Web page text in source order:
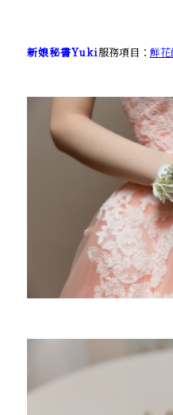
新娘秘書Yuki服務項目： 鮮